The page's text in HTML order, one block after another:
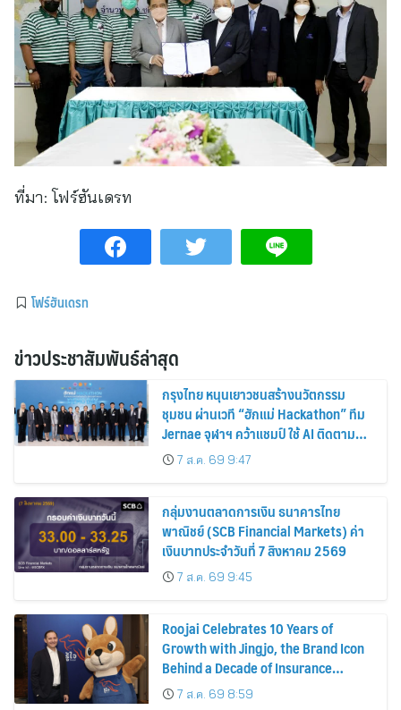
ที่มา: โฟร์ฮันเดรท
โฟร์ฮันเดรท
ข่าวประชาสัมพันธ์ล่าสุด
กรุงไทย หนุนเยาวชนสร้างนวัตกรรม
ชุมชน ผ่านเวที “ฮักแม่ Hackathon” ทีม
Jernae จุฬาฯ คว้าแชมป์ ใช้ AI ติดตาม
ทรัพย์สินสูญหาย
7 ส.ค. 69 9:47
กลุ่มงานตลาดการเงิน ธนาคารไทย
พาณิชย์ (SCB Financial Markets) ค่า
เงินบาทประจำวันที่ 7 สิงหาคม 2569
7 ส.ค. 69 9:45
Roojai Celebrates 10 Years of
Growth with Jingjo, the Brand Icon
Behind a Decade of Insurance
Innovation
7 ส.ค. 69 8:59